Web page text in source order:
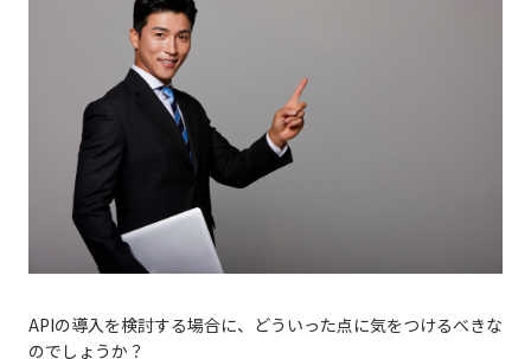
APIの導入を検討する場合に、どういった点に気をつけるべきな
のでしょうか？